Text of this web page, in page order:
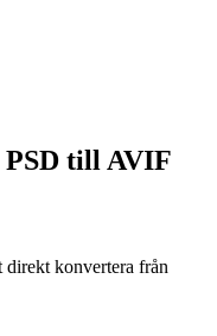
till AVIF
konvertera från